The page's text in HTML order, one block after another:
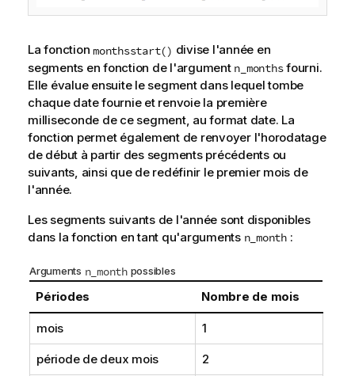
La fonction monthsstart() divise l'année en
segments en fonction de l'argument n_monthsfourni.
Elle évalue ensuite le segment dans lequel tombe
chaque date fournie et renvoie la première
milliseconde de ce segment, au format date. La
fonction permet également de renvoyer l'horodatage
de début à partir des segments précédents ou
suivants, ainsi que de redéfinir le premier mois de
l'année.
Les segments suivants de l'année sont disponibles
dans la fonction en tant qu'arguments n_month:
Arguments n_monthpossibles
Périodes Nombre de mois
mois 1
période de deux mois 2